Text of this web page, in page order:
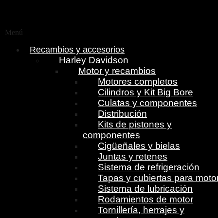
Menú
Recambios y accesorios
Harley Davidson
Motor y recambios
Motores completos
Cilindros y Kit Big Bore
Culatas y componentes
Distribución
Kits de pistones y
componentes
Cigüeñales y bielas
Juntas y retenes
Sistema de refrigeración
Tapas y cubiertas para
Sistema de lubricación
Rodamientos de motor
Tornillería, herrajes y